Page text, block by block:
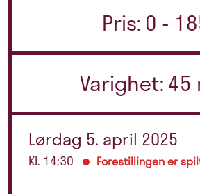
Pris: 0 -
Varighet: 45
Lørdag 5. april 2025
Kl. 14:30 Forestillingen er